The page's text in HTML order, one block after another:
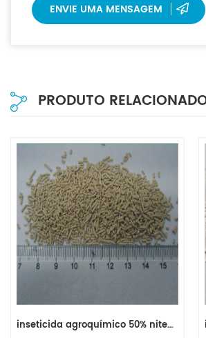
ENVIE UMA MENSAGEM
PRODUTO
inseticida agroquímico 50% nitenpyram wsg